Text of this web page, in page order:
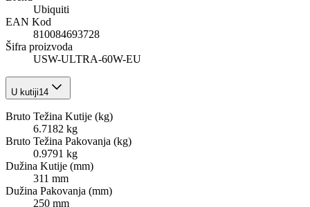
Ubiquiti
EAN Kod
810084693728
Šifra proizvoda
USW-ULTRA-60W-EU
U kutiji14
Bruto Težina Kutije (kg)
6.7182 kg
Bruto Težina Pakovanja (kg)
0.9791 kg
Dužina Kutije (mm)
311 mm
Dužina Pakovanja (mm)
250 mm